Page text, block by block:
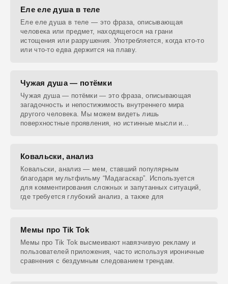
Еле еле душа в теле
Еле еле душа в теле — это фраза, описывающая
человека или предмет, находящегося на грани
истощения или разрушения. Употребляется, когда кто-то
или что-то едва держится на плаву.
Чужая душа — потёмки
Чужая душа — потёмки — это фраза, описывающая
загадочность и непостижимость внутреннего мира
другого человека. Мы можем видеть лишь
поверхностные проявления, но истинные мысли и
Ковальски, анализ
Ковальски, анализ — мем, ставший популярным
благодаря мультфильму “Мадагаскар”. Используется
для комментирования сложных и запутанных ситуаций,
где требуется глубокий анализ, а также для
Мемы про Tik Tok
Мемы про Tik Tok высмеивают навязчивую рекламу и
пользователей приложения, часто используя ироничные
сравнения с бездумным следованием трендам.